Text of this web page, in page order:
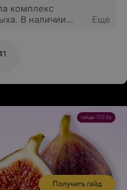
комплекс
В наличии
Еще